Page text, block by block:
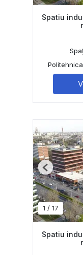
Spatiu
1 / 17
Previous
Spatiu